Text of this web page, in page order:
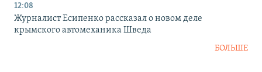
12:08
Журналист Есипенко рассказал о новом деле
крымского автомеханика Шведа
БОЛЬШЕ